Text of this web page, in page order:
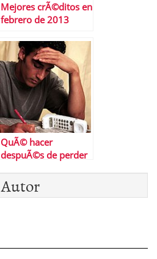
Mejores crÃ©ditos en
febrero de 2013
QuÃ© hacer
despuÃ©s de perder
Autor